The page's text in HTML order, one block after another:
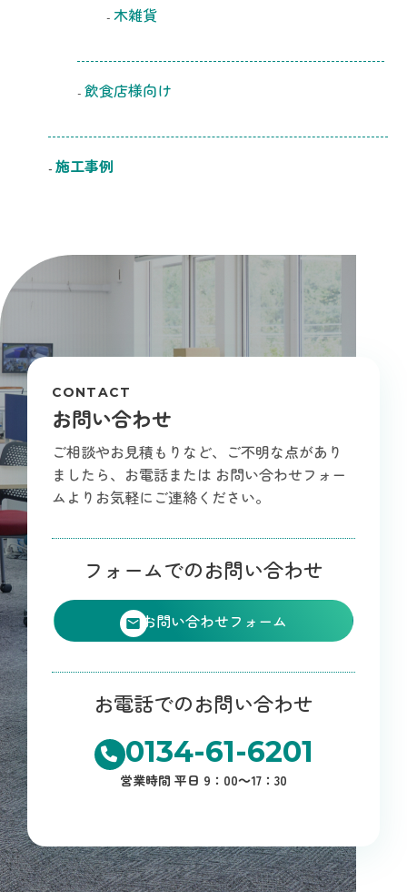
木雑貨
飲食店様向け
施工事例
CONTACT
お問い合わせ
ご相談やお見積もりなど、ご不明な点があり
ましたら、お電話または お問い合わせフォー
ムよりお気軽にご連絡ください。
フォームでのお問い合わせ
お問い合わせフォーム
お電話でのお問い合わせ
0134-61-6201
営業時間 平日 9：00～17：30